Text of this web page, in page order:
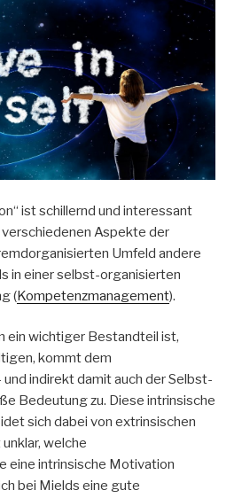
ist schillernd und interessant
verschiedenen Aspekte der
Umfeld andere
in einer selbst-organisierten
(Kompetenzmanagement).
ein wichtiger Bestandteil ist,
kommt dem
indirekt damit auch der Selbst-
Bedeutung zu. Diese intrinsische
sich dabei von extrinsischen
welche
eine intrinsische Motivation
bei Mields eine gute